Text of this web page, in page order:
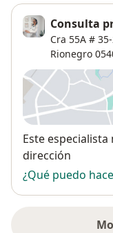
Consulta
Cra 55A #
Rionegro
Disponibilidad
Este
dirección
¿Qué puedo